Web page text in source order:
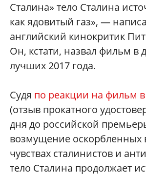
Сталина» тело Сталина
как ядовитый газ», —
английский кинокритик
Он, кстати, назвал фильм в
лучших 2017 года.
Судя по реакции на фильм
(отзыв прокатного
дня до российской
возмущение оскорбленных
чувствах сталинистов и
тело Сталина продолжает